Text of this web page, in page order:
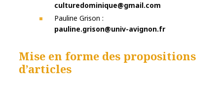
culturedominique@gmail.com
Pauline Grison :
pauline.grison@univ-avignon.fr
Mise en forme des propositions
d’articles